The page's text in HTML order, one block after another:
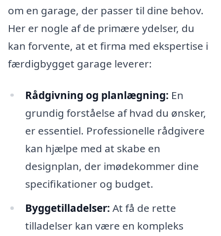
om en garage, der passer til dine behov.
Her er nogle af de primære ydelser, du
kan forvente, at et firma med ekspertise i
færdigbygget garage leverer:
Rådgivning og planlægning: En
grundig forståelse af hvad du ønsker,
er essentiel. Professionelle rådgivere
kan hjælpe med at skabe en
designplan, der imødekommer dine
specifikationer og budget.
Byggetilladelser: At få de rette
tilladelser kan være en kompleks